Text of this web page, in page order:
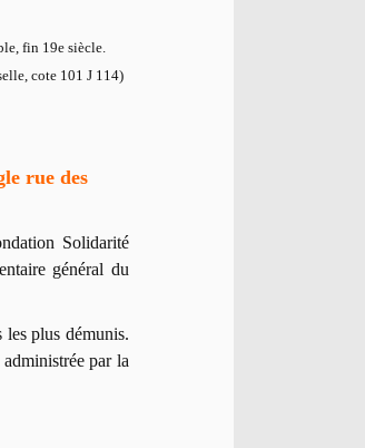
fin 19e siècle.
cote 101 J 114)
rue des
Solidarité
général du
plus démunis.
par la